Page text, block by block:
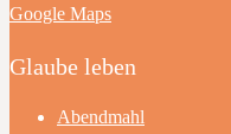
Google Maps
Glaube leben
Abendmahl